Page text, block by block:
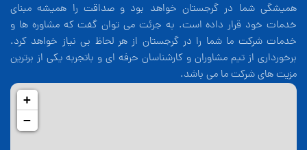
همیشگی شما در گرجستان خواهد بود و صداقت را همیشه مبنای
خدمات خود قرار داده است. به جرئت می توان گفت که مشاوره ها و
خدمات شرکت ما شما را در گرجستان از هر لحاظ بی نیاز خواهد کرد.
برخورداری از تیم مشاوران و کارشناسان حرفه ای و باتجربه یکی از برترین
مزیت های شرکت ما می باشد.
+
−